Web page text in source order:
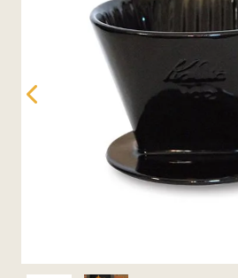
新規会員登録
コーヒー豆のこだわり
コーヒー豆お好み検索
カテゴリーから探す